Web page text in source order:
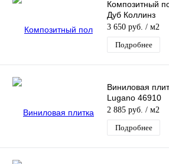
Композитный
Дуб Коллинз
3 650 руб. / м2
Подробнее
Виниловая
Lugano 46910
2 885 руб. / м2
Подробнее